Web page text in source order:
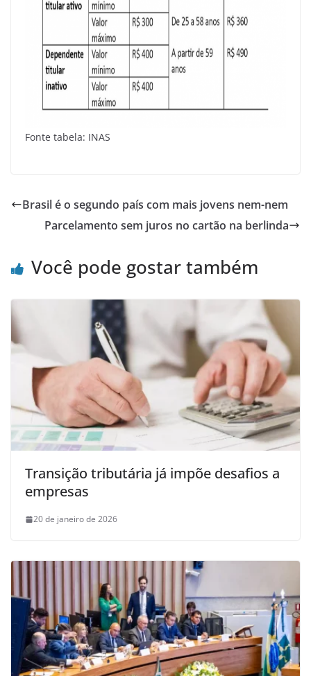
Fonte tabela: INAS
Brasil é o segundo país com mais jovens nem-nem
Parcelamento sem juros no cartão na berlinda
Você pode gostar também
Transição tributária já impõe desafios a
empresas
20 de janeiro de 2026